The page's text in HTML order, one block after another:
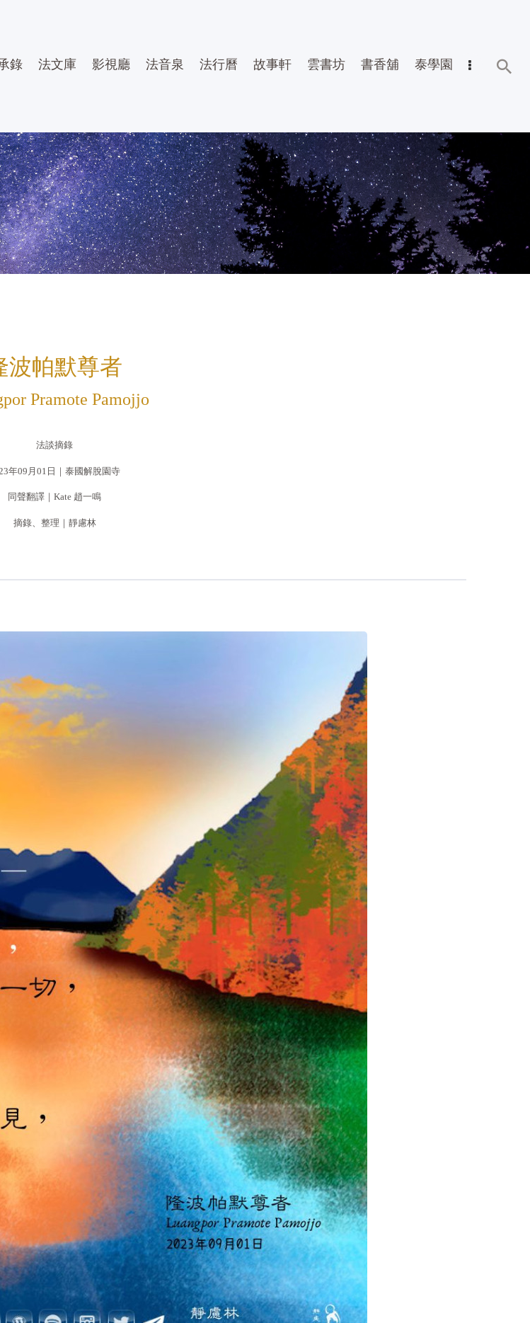
錄 法文庫 影視廳 法音泉 法行曆 故事軒 雲書坊 書香舖 泰學園
波帕默尊者
Pramote Pamojjo
法談摘錄
年09月01日｜泰國解脫園寺
同聲翻譯｜Kate 趙一鳴
摘錄、整理｜靜慮林